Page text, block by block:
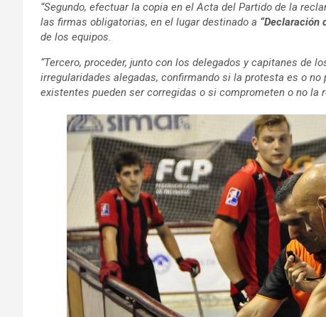
“Segundo, efectuar la copia en el Acta del Partido de la
las firmas obligatorias, en el lugar destinado a “Declaración
de los equipos.
“Tercero, proceder, junto con los delegados y capitanes de
irregularidades alegadas, confirmando si la protesta es o
existentes pueden ser corregidas o si comprometen o no la